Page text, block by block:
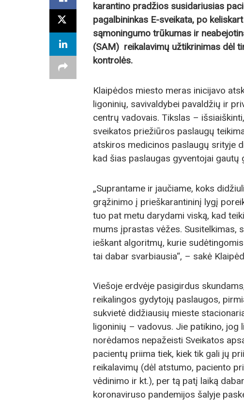
karantino pradžios susidariusias
pagalbininkas E-sveikata, po
sąmoningumo trūkumas ir
(SAM) reikalavimų užtikrinimas dėl
kontrolės.
Klaipėdos miesto meras inicijavo
ligoninių, savivaldybei pavaldžių ir
centrų vadovais. Tikslas –
sveikatos priežiūros paslaugų
atskiros medicinos paslaugų srityje
kad šias paslaugas gyventojai gautų
„Suprantame ir jaučiame, koks
grąžinimo į prieškarantininį lygį
tuo pat metu darydami viską, kad
mums įprastas vėžes. Susitelkimas,
ieškant algoritmų, kurie
tai dabar svarbiausia“, – sakė
Viešoje erdvėje pasigirdus
reikalingos gydytojų paslaugos,
sukvietė didžiausių mieste
ligoninių – vadovus. Jie patikino, jog
norėdamos nepažeisti Sveikatos
pacientų priima tiek, kiek tik gali jų
reikalavimų (dėl atstumo, paciento
vėdinimo ir kt.), per tą patį laiką
koronaviruso pandemijos šalyje